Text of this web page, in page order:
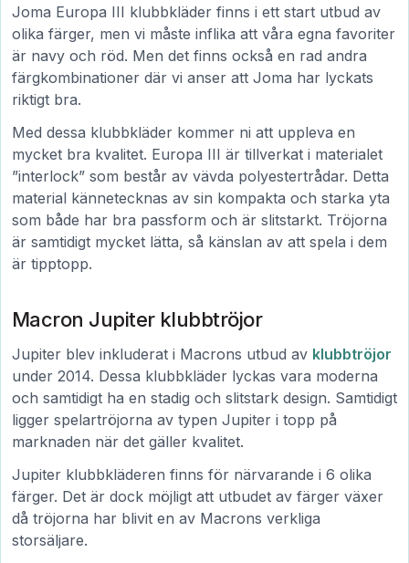
Joma Europa III klubbkläder finns i ett start utbud av
olika färger, men vi måste inflika att våra egna favoriter
är navy och röd. Men det finns också en rad andra
färgkombinationer där vi anser att Joma har lyckats
riktigt bra.
Med dessa klubbkläder kommer ni att uppleva en
mycket bra kvalitet. Europa III är tillverkat i materialet
”interlock” som består av vävda polyestertrådar. Detta
material kännetecknas av sin kompakta och starka yta
som både har bra passform och är slitstarkt. Tröjorna
är samtidigt mycket lätta, så känslan av att spela i dem
är tipptopp.
Macron Jupiter klubbtröjor
Jupiter blev inkluderat i Macrons utbud av klubbtröjor
under 2014. Dessa klubbkläder lyckas vara moderna
och samtidigt ha en stadig och slitstark design. Samtidigt
ligger spelartröjorna av typen Jupiter i topp på
marknaden när det gäller kvalitet.
Jupiter klubbkläderen finns för närvarande i 6 olika
färger. Det är dock möjligt att utbudet av färger växer
då tröjorna har blivit en av Macrons verkliga
storsäljare.